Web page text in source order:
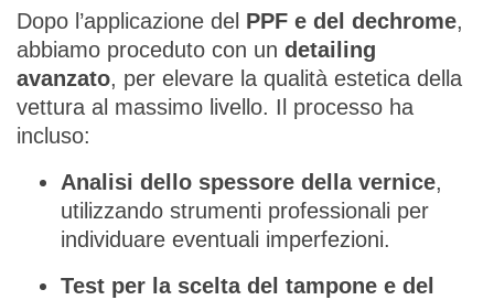
Dopo l’applicazione del PPF e del dechrome,
abbiamo proceduto con un detailing
avanzato, per elevare la qualità estetica della
vettura al massimo livello. Il processo ha
incluso:
Analisi dello spessore della vernice,
utilizzando strumenti professionali per
individuare eventuali imperfezioni.
Test per la scelta del tampone e del